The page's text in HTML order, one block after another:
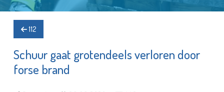
112
Schuur gaat grotendeels verloren door
forse brand